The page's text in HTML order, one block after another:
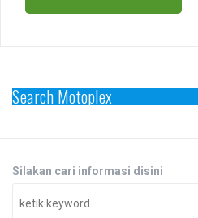
Search Motoplex
Silakan cari informasi disini